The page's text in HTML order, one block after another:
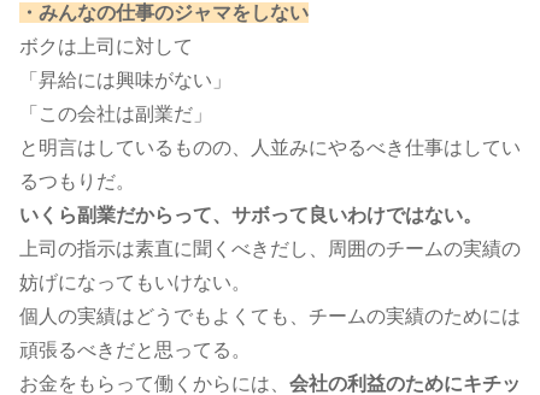
・みんなの仕事のジャマをしない
ボクは上司に対して
「昇給には興味がない」
「この会社は副業だ」
と明言はしているものの、人並みにやるべき仕事はしてい
るつもりだ。
いくら副業だからって、サボって良いわけではない。
上司の指示は素直に聞くべきだし、周囲のチームの実績の
妨げになってもいけない。
個人の実績はどうでもよくても、チームの実績のためには
頑張るべきだと思ってる。
お金をもらって働くからには、 会社の利益のためにキチッ